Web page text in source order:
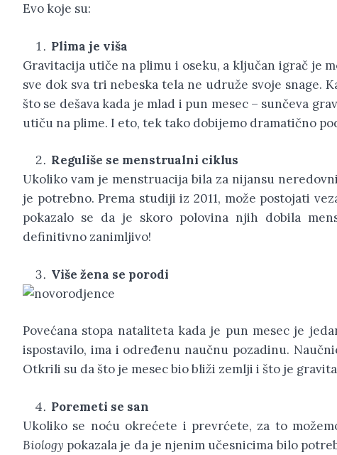
Evo koje su:
Plima je viša
Gravitacija utiče na plimu i oseku, a ključan igrač je
sve dok sva tri nebeska tela ne udruže svoje snage.
što se dešava kada je mlad i pun mesec – sunčeva
utiču na plime. I eto, tek tako dobijemo dramatično
Reguliše se menstrualni ciklus
Ukoliko vam je menstruacija bila za nijansu
je potrebno. Prema studiji iz 2011, može postojati
pokazalo se da je skoro polovina njih dobila
definitivno zanimljivo!
Više žena se porodi
Povećana stopa nataliteta kada je pun mesec je
ispostavilo, ima i određenu naučnu pozadinu.
Otkrili su da što je mesec bio bliži zemlji i što je
Poremeti se san
Ukoliko se noću okrećete i prevrćete, za to
Biology pokazala je da je njenim učesnicima bilo